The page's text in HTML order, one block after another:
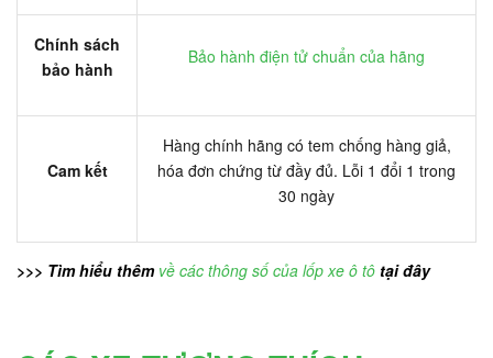
Chính sách
bảo hành
Bảo hành điện tử chuẩn của hãng
Cam kết
Hàng chính hãng có tem chống hàng giả,
hóa đơn chứng từ đầy đủ. Lỗi 1 đổi 1 trong
30 ngày
>>> Tìm hiểu thêm về các thông số của lốp xe ô tô tại đây